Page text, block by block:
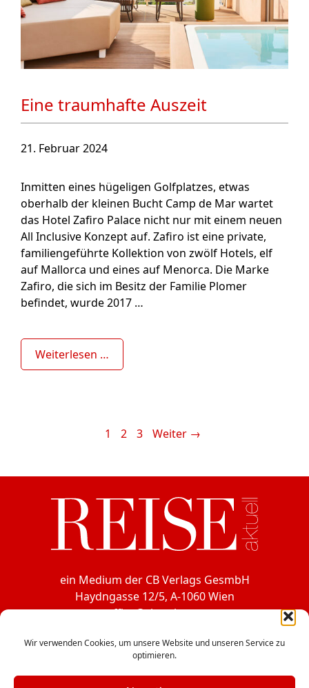
Wir verwenden Cookies, um unsere Website und unseren Service zu
optimieren.
Eine traumhafte Auszeit
21. Februar 2024
Inmitten eines hügeligen Golfplatzes, etwas
oberhalb der kleinen Bucht Camp de Mar wartet
das Hotel Zafiro Palace nicht nur mit einem neuen
All Inclusive Konzept auf. Zafiro ist eine private,
familiengeführte Kollektion von zwölf Hotels, elf
auf Mallorca und eines auf Menorca. Die Marke
Zafiro, die sich im Besitz der Familie Plomer
befindet, wurde 2017 …
Weiterlesen …
Seite
1 Seite
2 Seite
3 Weiter →
ein Medium der CB Verlags GesmbH
Haydngasse 12/5, A-1060 Wien
office@cbverlag.at
Fax +43-1-597 49 85-15
Facebook